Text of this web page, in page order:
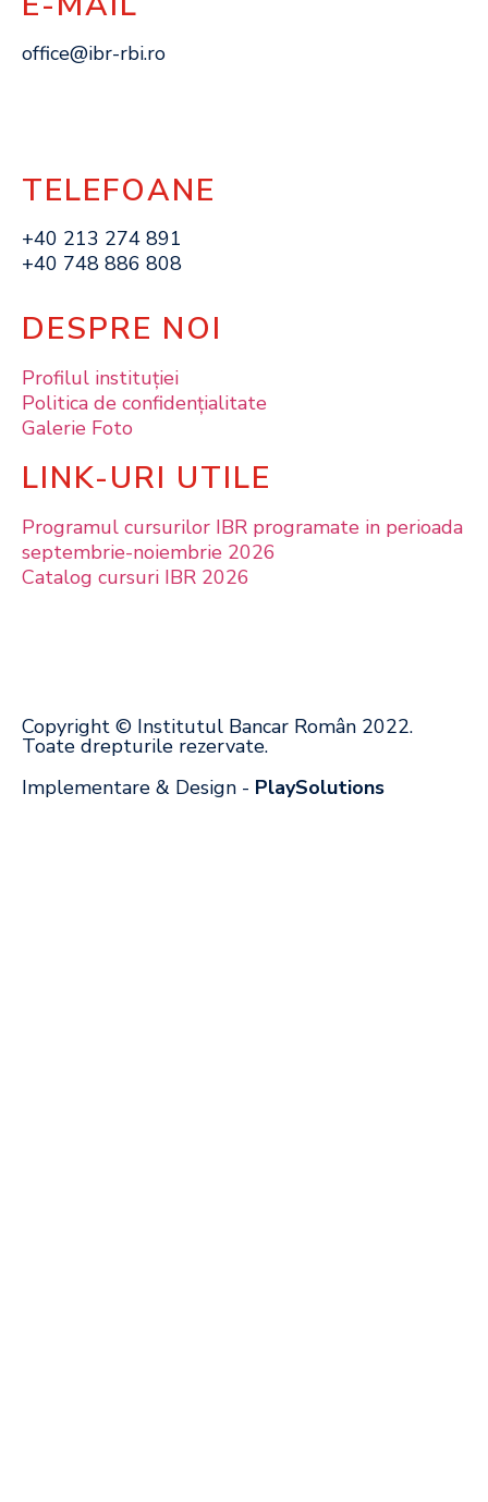
office@ibr-rbi.ro
TELEFOANE
+40 213 274 891
+40 748 886 808
DESPRE NOI
Profilul instituţiei
Politica de confidențialitate
Galerie Foto
LINK-URI UTILE
Programul cursurilor IBR programate in perioada
septembrie-noiembrie 2026
Catalog cursuri IBR 2026
Copyright © Institutul Bancar Român 2022.
Toate drepturile rezervate.
Implementare & Design - PlaySolutions